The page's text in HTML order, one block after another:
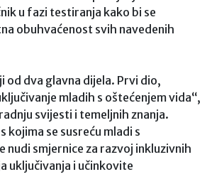
u fazi testiranja kako bi se
obuhvaćenost svih navedenih
od dva glavna dijela. Prvi dio,
mladih s oštećenjem vida“,
svijesti i temeljnih znanja.
kojima se susreću mladi s
nudi smjernice za razvoj inkluzivnih
uključivanja i učinkovite